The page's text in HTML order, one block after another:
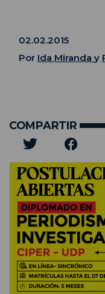
02.02.2015
Por Ida Miranda y
COMPARTIR